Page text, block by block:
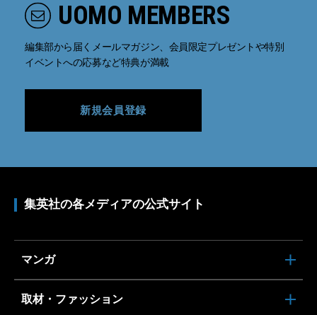
UOMO MEMBERS
編集部から届くメールマガジン、会員限定プレゼントや特別
イベントへの応募など特典が満載
新規会員登録
集英社の各メディアの公式サイト
マンガ
取材・ファッション